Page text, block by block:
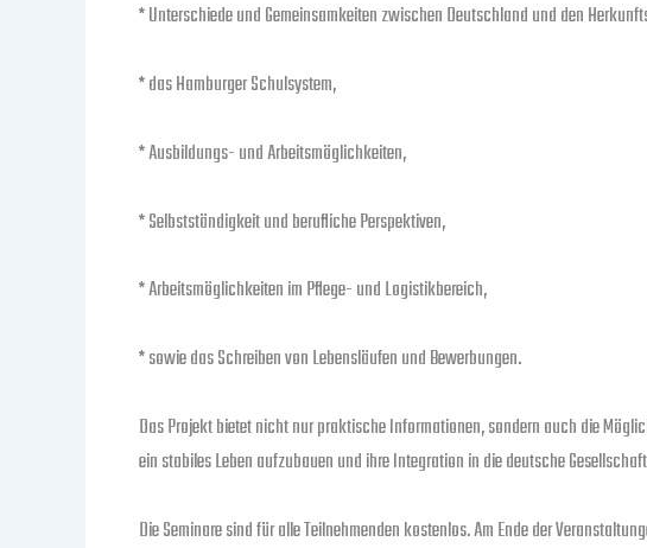
* Unterschiede und Gemeinsamkeiten zwischen Deutschland und den
* das Hamburger Schulsystem,
* Ausbildungs- und Arbeitsmöglichkeiten,
* Selbstständigkeit und berufliche Perspektiven,
* Arbeitsmöglichkeiten im Pflege- und Logistikbereich,
* sowie das Schreiben von Lebensläufen und Bewerbungen.
Das Projekt bietet nicht nur praktische Informationen, sondern auch die
ein stabiles Leben aufzubauen und ihre Integration in die deutsche
Die Seminare sind für alle Teilnehmenden kostenlos. Am Ende der